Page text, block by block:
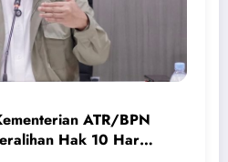
ATR/BPN
Hak 10 Hari